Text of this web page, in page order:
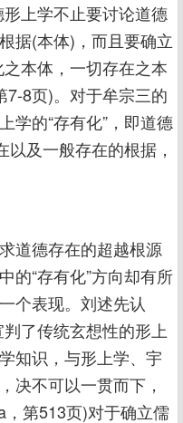
上学不止要讨论道德
据(本体)，而且要确立
本体，一切存在之本
7-8页)。对于牟宗三的
学的“存有化”，即道德
及一般存在的根据，
道德存在的超越根源
的“存有化”方向却有所
个表现。刘述先认
了传统玄想性的形上
知识，与形上学、宇
决不可以一贯而下，
第513页)对于确立儒